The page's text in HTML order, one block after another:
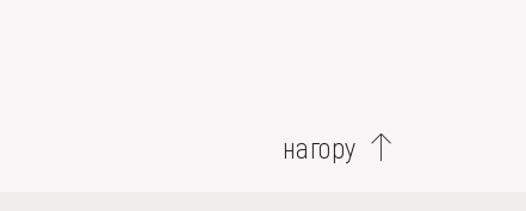
нагору